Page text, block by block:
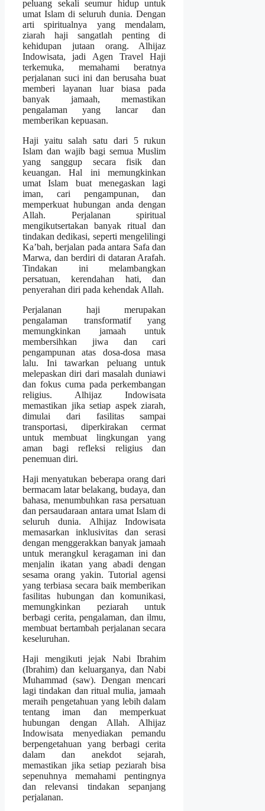
peluang sekali seumur hidup untuk
umat Islam di seluruh dunia. Dengan
arti spiritualnya yang mendalam,
ziarah haji sangatlah penting di
kehidupan jutaan orang. Alhijaz
Indowisata, jadi Agen Travel Haji
terkemuka, memahami beratnya
perjalanan suci ini dan berusaha buat
memberi layanan luar biasa pada
banyak jamaah, memastikan
pengalaman yang lancar dan
memberikan kepuasan.
Haji yaitu salah satu dari 5 rukun
Islam dan wajib bagi semua Muslim
yang sanggup secara fisik dan
keuangan. Hal ini memungkinkan
umat Islam buat menegaskan lagi
iman, cari pengampunan, dan
memperkuat hubungan anda dengan
Allah. Perjalanan spiritual
mengikutsertakan banyak ritual dan
tindakan dedikasi, seperti mengelilingi
Ka’bah, berjalan pada antara Safa dan
Marwa, dan berdiri di dataran Arafah.
Tindakan ini melambangkan
persatuan, kerendahan hati, dan
penyerahan diri pada kehendak Allah.
Perjalanan haji merupakan
pengalaman transformatif yang
memungkinkan jamaah untuk
membersihkan jiwa dan cari
pengampunan atas dosa-dosa masa
lalu. Ini tawarkan peluang untuk
melepaskan diri dari masalah duniawi
dan fokus cuma pada perkembangan
religius. Alhijaz Indowisata
memastikan jika setiap aspek ziarah,
dimulai dari fasilitas sampai
transportasi, diperkirakan cermat
untuk membuat lingkungan yang
aman bagi refleksi religius dan
penemuan diri.
Haji menyatukan beberapa orang dari
bermacam latar belakang, budaya, dan
bahasa, menumbuhkan rasa persatuan
dan persaudaraan antara umat Islam di
seluruh dunia. Alhijaz Indowisata
memasarkan inklusivitas dan serasi
dengan menggerakkan banyak jamaah
untuk merangkul keragaman ini dan
menjalin ikatan yang abadi dengan
sesama orang yakin. Tutorial agensi
yang terbiasa secara baik memberikan
fasilitas hubungan dan komunikasi,
memungkinkan peziarah untuk
berbagi cerita, pengalaman, dan ilmu,
membuat bertambah perjalanan secara
keseluruhan.
Haji mengikuti jejak Nabi Ibrahim
(Ibrahim) dan keluarganya, dan Nabi
Muhammad (saw). Dengan mencari
lagi tindakan dan ritual mulia, jamaah
meraih pengetahuan yang lebih dalam
tentang iman dan memperkuat
hubungan dengan Allah. Alhijaz
Indowisata menyediakan pemandu
berpengetahuan yang berbagi cerita
dalam dan anekdot sejarah,
memastikan jika setiap peziarah bisa
sepenuhnya memahami pentingnya
dan relevansi tindakan sepanjang
perjalanan.